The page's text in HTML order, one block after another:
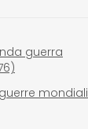
guerra
mondiali